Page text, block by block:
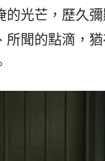
光芒，歷久
聞的點滴，